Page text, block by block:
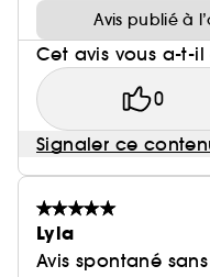
Avis publié à
Cet avis vous a-t-il
0
Signaler ce
Lyla
Avis spontané